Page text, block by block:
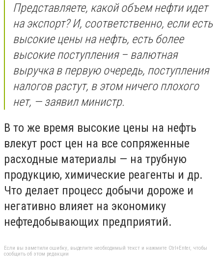
Представляете, какой объем нефти идет
на экспорт? И, соответственно, если есть
высокие цены на нефть, есть более
высокие поступления – валютная
выручка в первую очередь, поступления
налогов растут, в этом ничего плохого
нет, — заявил министр.
В то же время высокие цены на нефть
влекут рост цен на все сопряженные
расходные материалы — на трубную
продукцию, химические реагенты и др.
Что делает процесс добычи дороже и
негативно влияет на экономику
нефтедобывающих предприятий.
Если вы заметили ошибку, выделите необходимый текст и нажмите Ctrl+Enter, чтобы
сообщить об этом редакции